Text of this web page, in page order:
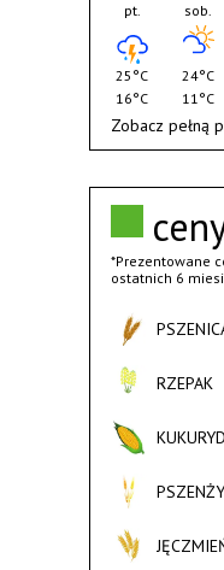
*Prezentowane
ostatnich 6
RZEPAK
pt.
25°C
16°C
sob.
24°C
11°C
Zobacz pełną